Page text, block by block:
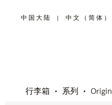
中国大陆
,
| 中文（简体）
行李箱 系列